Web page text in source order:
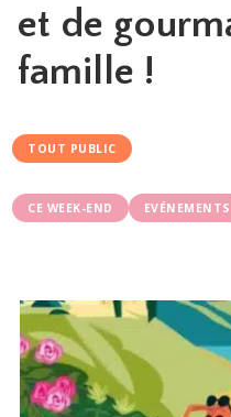
et de
famille !
TOUT PUBLIC
CE WEEK-END EVÉNEMENTS